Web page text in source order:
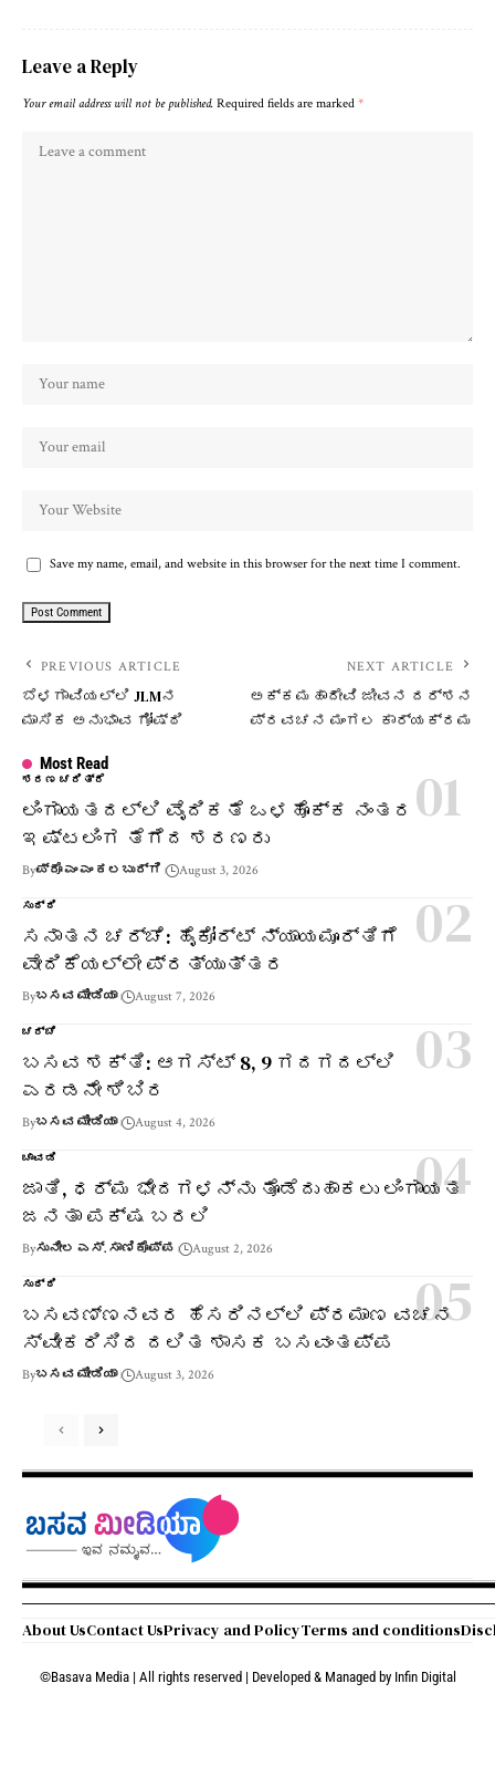
Leave a Reply
Your email address will not be published. Required fields are marked *
Save my name, email, and website in this browser for the next time I comment.
PREVIOUS ARTICLE
ಬೆಳಗಾವಿಯಲ್ಲಿ JLMನ
ಮಾಸಿಕ ಅನುಭಾವ ಗೋಷ್ಠಿ
NEXT ARTICLE
ಅಕ್ಕಮಹಾದೇವಿ ಜೀವನ ದರ್ಶನ
ಪ್ರವಚನ ಮಂಗಲ ಕಾರ್ಯಕ್ರಮ
Most Read
ಶರಣ ಚರಿತ್ರೆ
ಲಿಂಗಾಯತದಲ್ಲಿ ವೈದಿಕತೆ ಒಳಹೊಕ್ಕ ನಂತರ
ಇಷ್ಟಲಿಂಗ ತೆಗೆದ ಶರಣರು
Byಪ್ರೊ ಎಂ ಎಂ ಕಲಬುರ್ಗಿ August 3, 2026
ಸುದ್ದಿ
ಸನಾತನ ಚರ್ಚೆ: ಹೈಕೋರ್ಟ್ ನ್ಯಾಯಮೂರ್ತಿಗೆ
ವೇದಿಕೆಯಲ್ಲೇ ಪ್ರತ್ಯುತ್ತರ
Byಬಸವ ಮೀಡಿಯಾ August 7, 2026
ಚರ್ಚೆ
ಬಸವ ಶಕ್ತಿ: ಆಗಸ್ಟ್ 8, 9 ಗದಗದಲ್ಲಿ
ಎರಡನೇ ಶಿಬಿರ
Byಬಸವ ಮೀಡಿಯಾ August 4, 2026
ಚಾವಡಿ
ಜಾತಿ, ಧರ್ಮ ಭೇದಗಳನ್ನು ತೊಡೆದುಹಾಕಲು ಲಿಂಗಾಯತ
ಜನತಾ ಪಕ್ಷ ಬರಲಿ
Byಸುನೀಲ ಎಸ್. ಸಾಣಿಕೊಪ್ಪ August 2, 2026
ಸುದ್ದಿ
ಬಸವಣ್ಣನವರ ಹೆಸರಿನಲ್ಲಿ ಪ್ರಮಾಣ ವಚನ
ಸ್ವೀಕರಿಸಿದ ದಲಿತ ಶಾಸಕ ಬಸವಂತಪ್ಪ
Byಬಸವ ಮೀಡಿಯಾ August 3, 2026
About UsContact UsPrivacy and PolicyTerms and conditions
©Basava Media | All rights reserved | Developed & Managed by Infin Digital